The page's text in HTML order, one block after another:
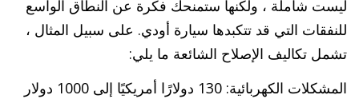
ليست شاملة ، ولكنها ستمنحك فكرة عن النطاق الواسع
للنفقات التي قد تتكبدها سيارة أودي. على سبيل المثال ،
تشمل تكاليف الإصلاح الشائعة ما يلي:
المشكلات الكهربائية: 130 دولارًا أمريكيًا إلى 1000 دولار